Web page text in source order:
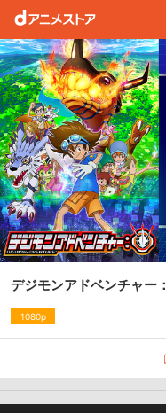
デジモンアドベンチャー：
1080p